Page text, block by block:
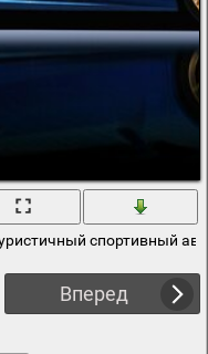
моря спортивный
Вперед